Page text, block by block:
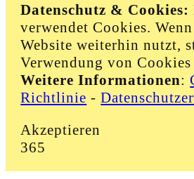
Datenschutz & Cookies:
verwendet Cookies.
Website weiterhin nutzt,
Verwendung von Cookies
Weitere Informationen:
Richtlinie -
Akzeptieren
365